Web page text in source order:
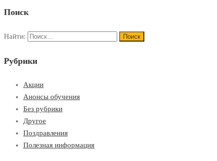
Поиск
Найти:
Рубрики
Акции
Анонсы обучения
Без рубрики
Другое
Поздравления
Полезная информация